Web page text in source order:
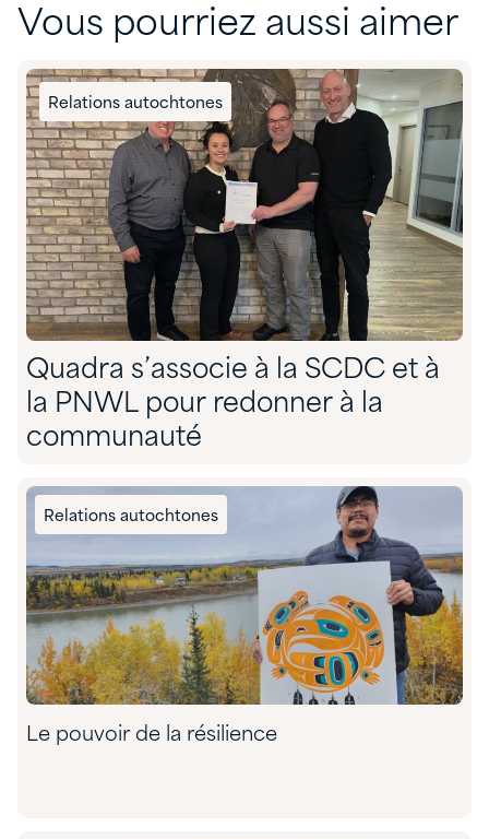
Vous pourriez aussi aimer
Relations autochtones
Quadra s’associe à la SCDC et à
la PNWL pour redonner à la
communauté
Relations autochtones
Le pouvoir de la résilience